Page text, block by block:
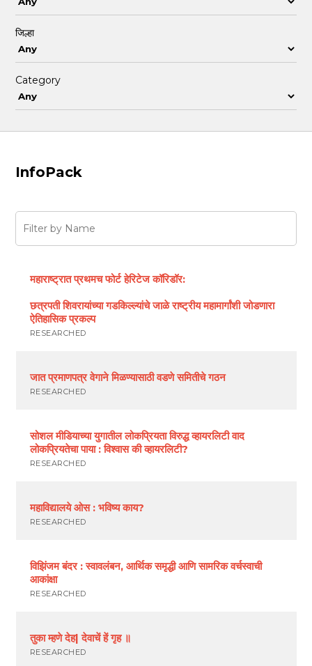
जिल्हा
Category
InfoPack
महाराष्ट्रात प्रथमच फोर्ट हेरिटेज कॉरिडॉर:
छत्रपती शिवरायांच्या गडकिल्ल्यांचे जाळे राष्ट्रीय महामार्गांशी जोडणारा
ऐतिहासिक प्रकल्प
RESEARCHED
जात प्रमाणपत्र वेगाने मिळण्यासाठी वडणे समितीचे गठन
RESEARCHED
सोशल मीडियाच्या युगातील लोकप्रियता विरुद्ध व्हायरलिटी वाद
लोकप्रियतेचा पाया : विश्वास की व्हायरलिटी?
RESEARCHED
महाविद्यालये ओस : भविष्य काय?
RESEARCHED
विझिंजम बंदर : स्वावलंबन, आर्थिक समृद्धी आणि सामरिक वर्चस्वाची
आकांक्षा
RESEARCHED
तुका म्हणे देह| देवाचें हें गृह ॥
RESEARCHED